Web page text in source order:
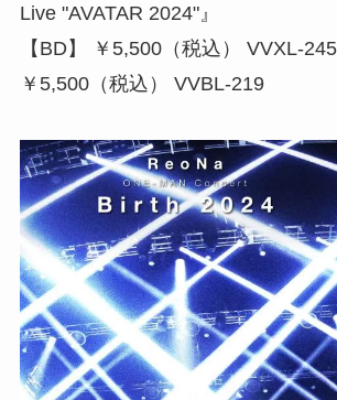
Live "AVATAR 2024"』
【BD】 ￥5,500（税込） VVXL-245
￥5,500（税込） VVBL-219